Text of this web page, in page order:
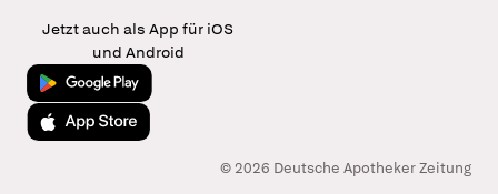
Jetzt auch als App für iOS
und Android
Jetzt bei Google Play
Laden im App Store
© 2026 Deutsche Apotheker Zeitung